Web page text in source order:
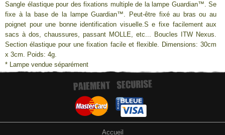
Sangle élastique pour des fixations multiple de la lampe Guardian™. Se
fixe à la base de la lampe Guardian™. Peut-être fixé au bras ou au
poignet pour une bonne identification visuelle.S e fixe facilement aux
sacs à dos, chaussures, passant MOLLE, etc... Boucles ITW Nexus.
Section élastique pour une fixation facile et flexible. Dimensions: 30cm
x 3cm. Poids: 4g.
* Lampe vendue séparément
Accueil